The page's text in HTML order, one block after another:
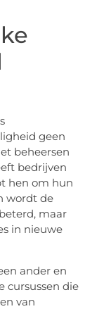
geen
beheersen
bedrijven
hen om hun
wordt de
maar
in nieuwe
ander en
cursussen die
van